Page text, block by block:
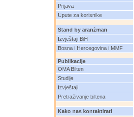
Prijava
Upute za korisnike
Stand by aranžman
Izvještaji BiH
Bosna i Hercegovina i MMF
Publikacije
OMA Bilten
Studije
Izvještaji
Pretraživanje biltena
Kako nas kontaktirati